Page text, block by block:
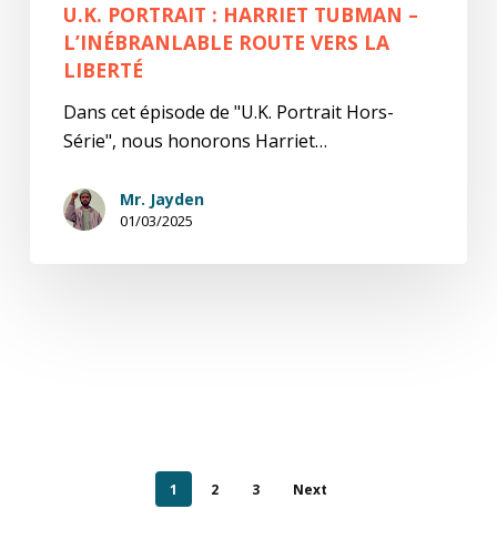
U.K. PORTRAIT : HARRIET TUBMAN –
L’INÉBRANLABLE ROUTE VERS LA
LIBERTÉ
Dans cet épisode de "U.K. Portrait Hors-
Série", nous honorons Harriet…
Mr. Jayden
01/03/2025
1 2 3 Next